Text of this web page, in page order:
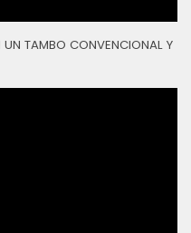
TAMBO CONVENCIONAL Y